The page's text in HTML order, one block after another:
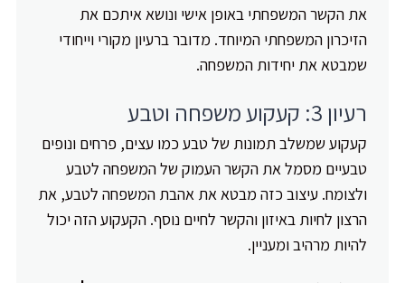
את הקשר המשפחתי באופן אישי ונושא איתכם את
הזיכרון המשפחתי המיוחד. מדובר ברעיון מקורי וייחודי
שמבטא את יחידות המשפחה.
רעיון 3: קעקוע משפחה וטבע
קעקוע שמשלב תמונות של טבע כמו עצים, פרחים ונופים
טבעיים מסמל את הקשר העמוק של המשפחה לטבע
ולצומח. עיצוב כזה מבטא את אהבת המשפחה לטבע, את
הרצון לחיות באיזון והקשר לחיים נוסף. הקעקוע הזה יכול
להיות מרהיב ומעניין.